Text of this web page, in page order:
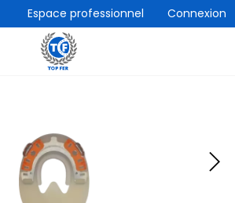
Espace professionnel Connexion